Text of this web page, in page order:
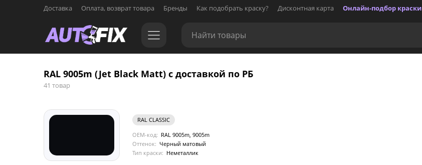
Доставка Оплата, возврат товара Бренды Как подобрать краску? Дисконтная карта Онлайн-подбор краски
RAL 9005m (Jet Black Matt) с доставкой по РБ
41 товар
RAL CLASSIC
OEM-код: RAL 9005m, 9005m
Оттенок: Черный матовый
Тип краски: Неметаллик